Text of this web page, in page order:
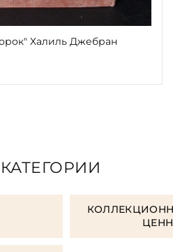
Халиль Джебран